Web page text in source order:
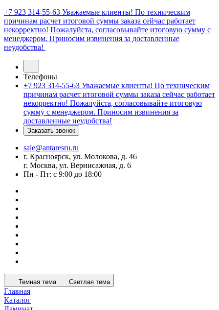
+7 923 314-55-63 Уважаемые клиенты! По техническим
причинам расчет итоговой суммы заказа сейчас работает
некорректно! Пожалуйста, согласовывайте итоговую сумму с
менеджером. Приносим извинения за доставленные
неудобства!
Телефоны
+7 923 314-55-63 Уважаемые клиенты! По техническим
причинам расчет итоговой суммы заказа сейчас работает
некорректно! Пожалуйста, согласовывайте итоговую
сумму с менеджером. Приносим извинения за
доставленные неудобства!
Заказать звонок
sale@antaresru.ru
г. Красноярск, ул. Молокова, д. 46
г. Москва, ул. Вернисажная, д. 6
Пн - Пт: с 9:00 до 18:00
Темная тема Светлая тема
Главная
Каталог